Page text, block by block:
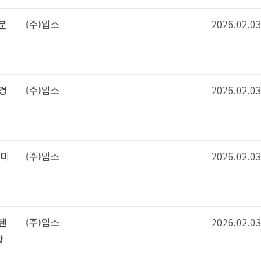
(주)입소 2026.02.03
(주)입소 2026.02.03
(주)입소 2026.02.03
(주)입소 2026.02.03